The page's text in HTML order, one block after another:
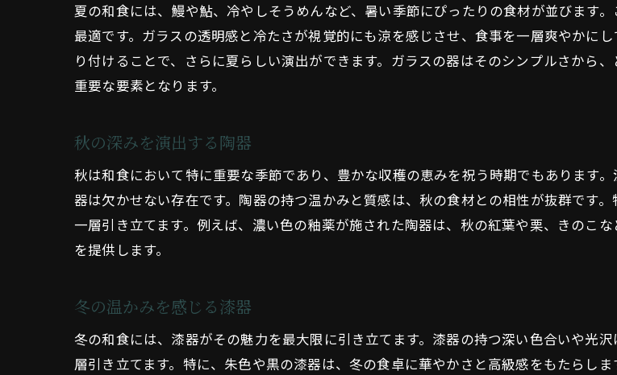
季節感を演出する色と形
素材選びのポイント
季節感を感じる和食にぴったりの食
春の花見に合う食器
夏の納涼に使いたい器
季節ごとの食器の手入れ方法
和食の美しさを引き立てる四季の食
夏の和食には、鰻や鮎、冷やしそうめんなど、暑い季節にぴったりの食材が並びます
最適です。ガラスの透明感と冷たさが視覚的にも涼を感じさせ、食事を一層爽やかに
り付けることで、さらに夏らしい演出ができます。ガラスの器はそのシンプルさから
重要な要素となります。
秋の深みを演出する陶器
秋は和食において特に重要な季節であり、豊かな収穫の恵みを祝う時期でもあります
器は欠かせない存在です。陶器の持つ温かみと質感は、秋の食材との相性が抜群です
一層引き立てます。例えば、濃い色の釉薬が施された陶器は、秋の紅葉や栗、きのこ
を提供します。
冬の温かみを感じる漆器
冬の和食には、漆器がその魅力を最大限に引き立てます。漆器の持つ深い色合いや光
層引き立てます。特に、朱色や黒の漆器は、冬の食卓に華やかさと高級感をもたらし